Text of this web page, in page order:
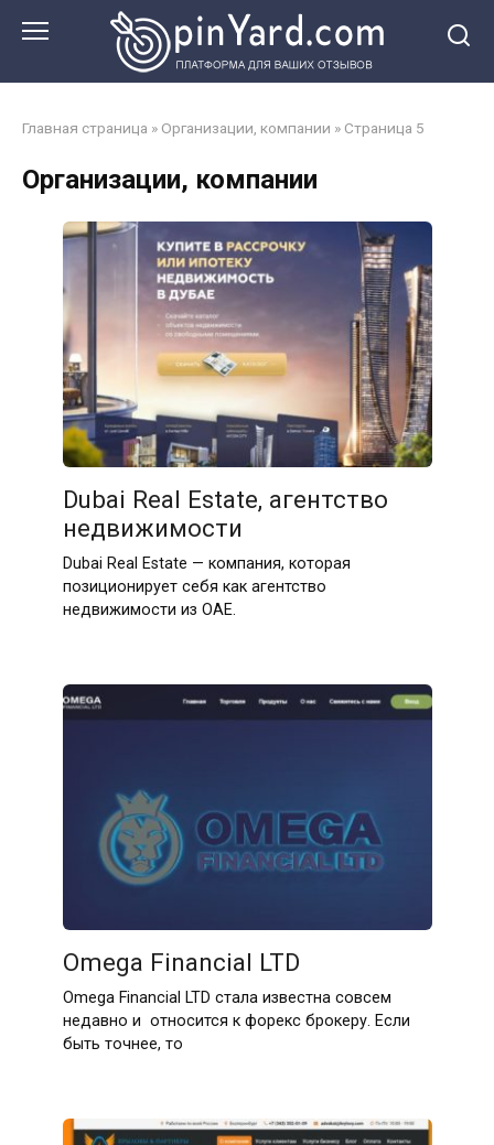
Главная страница » Организации, компании » Страница 5
Организации, компании
Dubai Real Estate, агентство
недвижимости
Dubai Real Estate — компания, которая
позиционирует себя как агентство
недвижимости из ОАЕ.
Omega Financial LTD
Omega Financial LTD стала известна совсем
недавно и относится к форекс брокеру. Если
быть точнее, то